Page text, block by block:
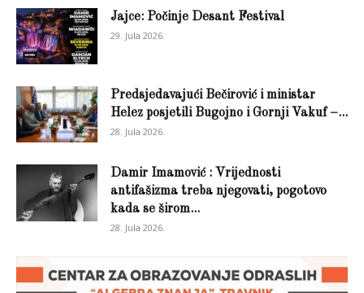
Jajce: Počinje Desant Festival
29. Jula 2026.
Predsjedavajući Bečirović i ministar
Helez posjetili Bugojno i Gornji Vakuf –...
28. Jula 2026.
Damir Imamović : Vrijednosti
antifašizma treba njegovati, pogotovo
kada se širom...
28. Jula 2026.